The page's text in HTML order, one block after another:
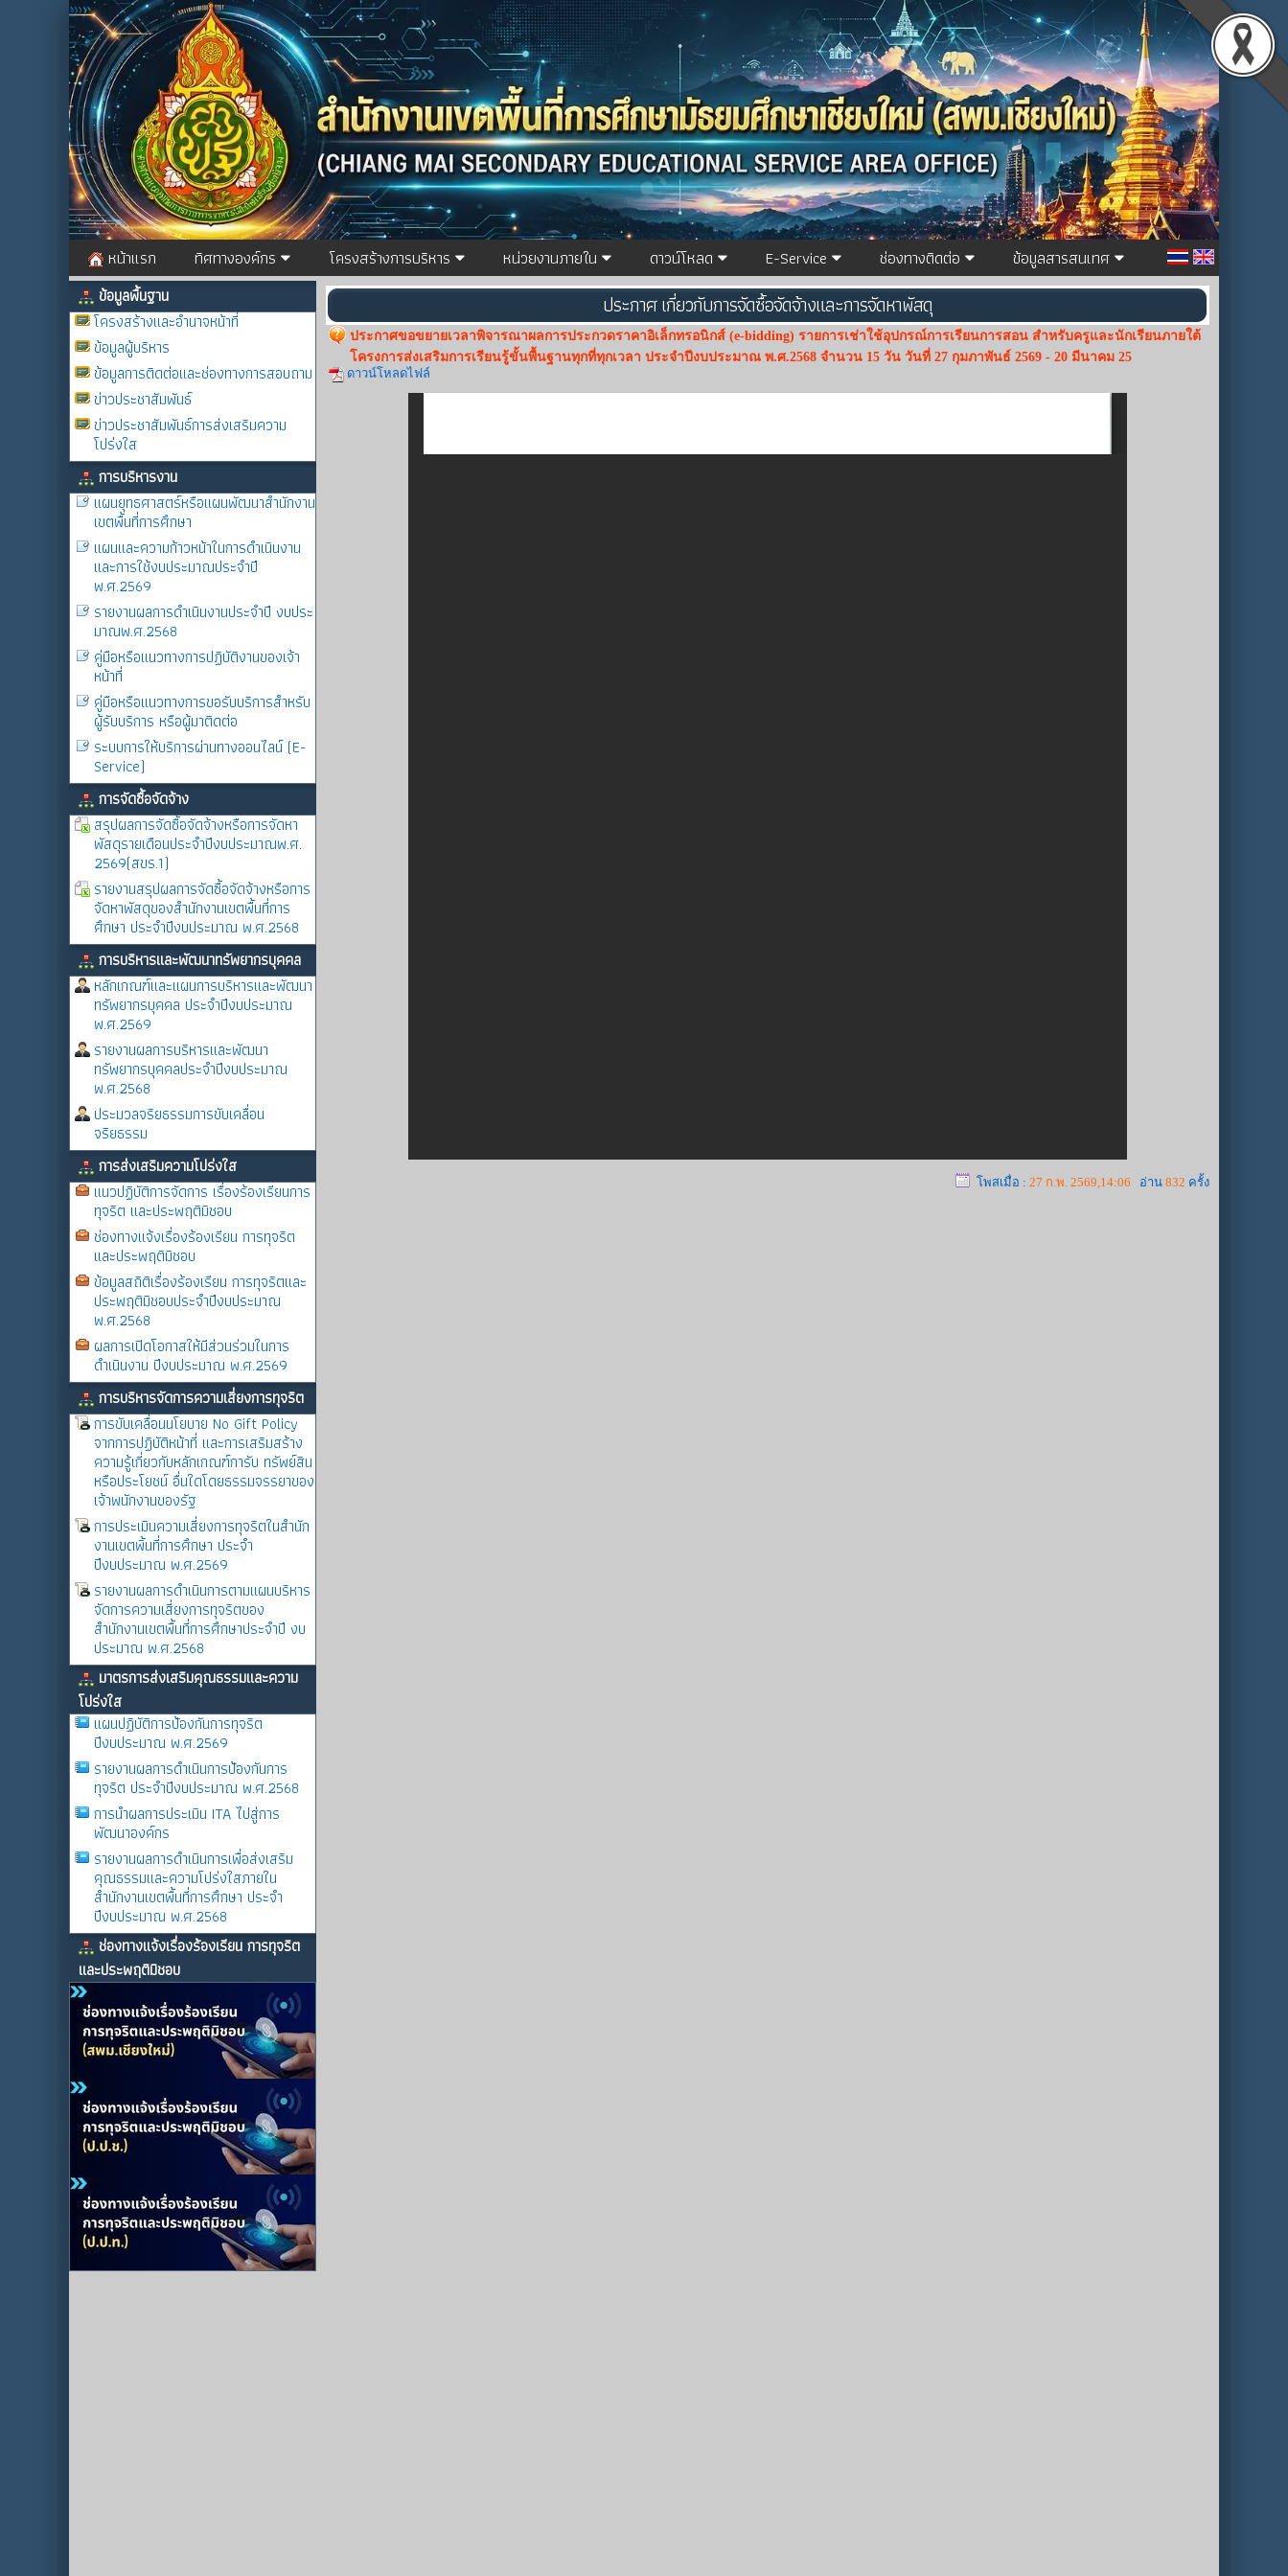
หน้าแรก ทิศทางองค์กร โครงสร้างการบริหาร หน่วยงานภายใน ดาวน์โหลด E-Service ช่องทางติดต่อ ข้อมูลสารสนเทศ
ข้อมูลพื้นฐาน
โครงสร้างและอำนาจหน้าที่
ข้อมูลผู้บริหาร
ข้อมูลการติดต่อและช่องทางการสอบถาม
ข่าวประชาสัมพันธ์
ข่าวประชาสัมพันธ์การส่งเสริมความ
โปร่งใส
การบริหารงาน
แผนยุทธศาสตร์หรือแผนพัฒนาสำนักงาน
เขตพื้นที่การศึกษา
แผนและความก้าวหน้าในการดำเนินงาน
และการใช้งบประมาณประจำปี
พ.ศ.2569
รายงานผลการดำเนินงานประจำปี งบประ
มาณพ.ศ.2568
คู่มือหรือแนวทางการปฏิบัติงานของเจ้า
หน้าที่
คู่มือหรือแนวทางการขอรับบริการสำหรับ
ผู้รับบริการ หรือผู้มาติดต่อ
ระบบการให้บริการผ่านทางออนไลน์ (E-
Service)
การจัดซื้อจัดจ้าง
สรุปผลการจัดซื้อจัดจ้างหรือการจัดหา
พัสดุรายเดือนประจำปีงบประมาณพ.ศ.
2569(สขร.1)
รายงานสรุปผลการจัดซื้อจัดจ้างหรือการ
จัดหาพัสดุของสำนักงานเขตพื้นที่การ
ศึกษา ประจำปีงบประมาณ พ.ศ.2568
การบริหารและพัฒนาทรัพยากรบุคคล
หลักเกณฑ์และแผนการบริหารและพัฒนา
ทรัพยากรบุคคล ประจำปีงบประมาณ
พ.ศ.2569
รายงานผลการบริหารและพัฒนา
ทรัพยากรบุคคลประจำปีงบประมาณ
พ.ศ.2568
ประมวลจริยธรรมการขับเคลื่อน
จริยธรรม
การส่งเสริมความโปร่งใส
แนวปฏิบัติการจัดการ เรื่องร้องเรียนการ
ทุจริต และประพฤติมิชอบ
ช่องทางแจ้งเรื่องร้องเรียน การทุจริต
และประพฤติมิชอบ
ข้อมูลสถิติเรื่องร้องเรียน การทุจริตและ
ประพฤติมิชอบประจำปีงบประมาณ
พ.ศ.2568
ผลการเปิดโอกาสให้มีส่วนร่วมในการ
ดำเนินงาน ปีงบประมาณ พ.ศ.2569
การบริหารจัดการความเสี่ยงการทุจริต
การขับเคลื่อนนโยบาย No Gift Policy
จากการปฏิบัติหน้าที่ และการเสริมสร้าง
ความรู้เกี่ยวกับหลักเกณฑ์การับ ทรัพย์สิน
หรือประโยชน์ อื่นใดโดยธรรมจรรยาของ
เจ้าพนักงานของรัฐ
การประเมินความเสี่ยงการทุจริตในสำนัก
งานเขตพิ้นที่การศึกษา ประจำ
ปีงบประมาณ พ.ศ.2569
รายงานผลการดำเนินการตามแผนบริหาร
จัดการความเสี่ยงการทุจริตของ
สำนักงานเขตพื้นที่การศึกษาประจำปี งบ
ประมาณ พ.ศ.2568
มาตรการส่งเสริมคุณธรรมและความ
โปร่งใส
แผนปฏิบัติการป้องกันการทุจริต
ปีงบประมาณ พ.ศ.2569
รายงานผลการดําเนินการป้องกันการ
ทุจริต ประจําปีงบประมาณ พ.ศ.2568
การนำผลการประเมิน ITA ไปสู่การ
พัฒนาองค์กร
รายงานผลการดําเนินการเพื่อส่งเสริม
คุณธรรมและความโปร่งใสภายใน
สำนักงานเขตพื้นที่การศึกษา ประจำ
ปีงบประมาณ พ.ศ.2568
ช่องทางแจ้งเรื่องร้องเรียน การทุจริต
และประพฤติมิชอบ
ประกาศ เกี่ยวกับการจัดซื้อจัดจ้างและการจัดหาพัสดุ
ประกาศขอขยายเวลาพิจารณาผลการประกวดราคาอิเล็กทรอนิกส์ (e-bidding) รายการเช่าใช้อุปกรณ์การเรียนการสอน สำหรับครูและนักเรียนภายใต้
โครงการส่งเสริมการเรียนรู้ขั้นพื้นฐานทุกที่ทุกเวลา ประจำปีงบประมาณ พ.ศ.2568 จำนวน 15 วัน วันที่ 27 กุมภาพันธ์ 2569 - 20 มีนาคม 25
ดาวน์โหลดไฟล์
โพสเมื่อ : 27 ก.พ. 2569,14:06 อ่าน 832 ครั้ง